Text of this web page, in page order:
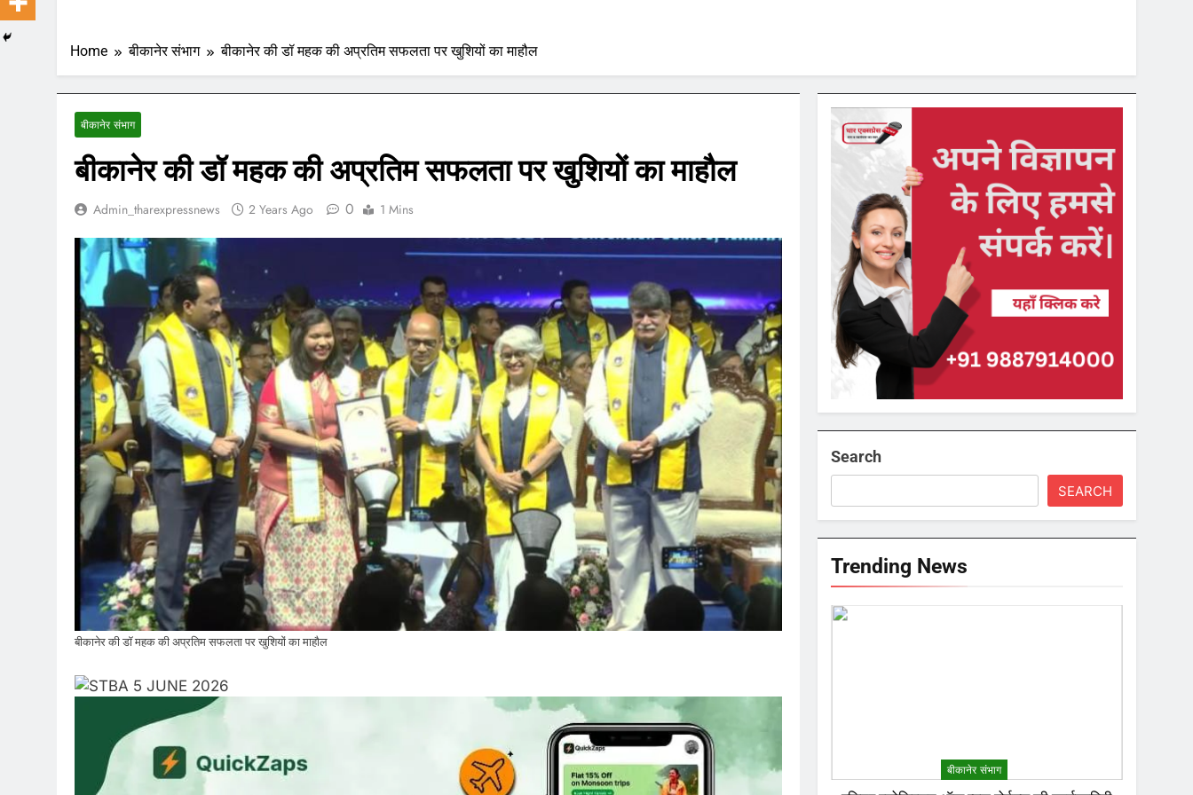
Home बीकानेर संभाग बीकानेर की डॉ महक की अप्रतिम सफलता पर खुशियों का माहौल
बीकानेर संभाग
बीकानेर की डॉ महक की अप्रतिम सफलता पर खुशियों का माहौल
Admin_tharexpressnews 2 Years Ago 0 1 Mins
बीकानेर की डॉ महक की अप्रतिम सफलता पर खुशियों का माहौल
Search
SEARCH
Trending News
बीकानेर संभाग